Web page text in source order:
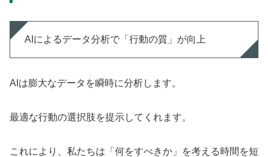
AIによるデータ分析で「行動の質」が向上
AIは膨大なデータを瞬時に分析します。
最適な行動の選択肢を提示してくれます。
これにより、私たちは「何をすべきか」を考える時間を短